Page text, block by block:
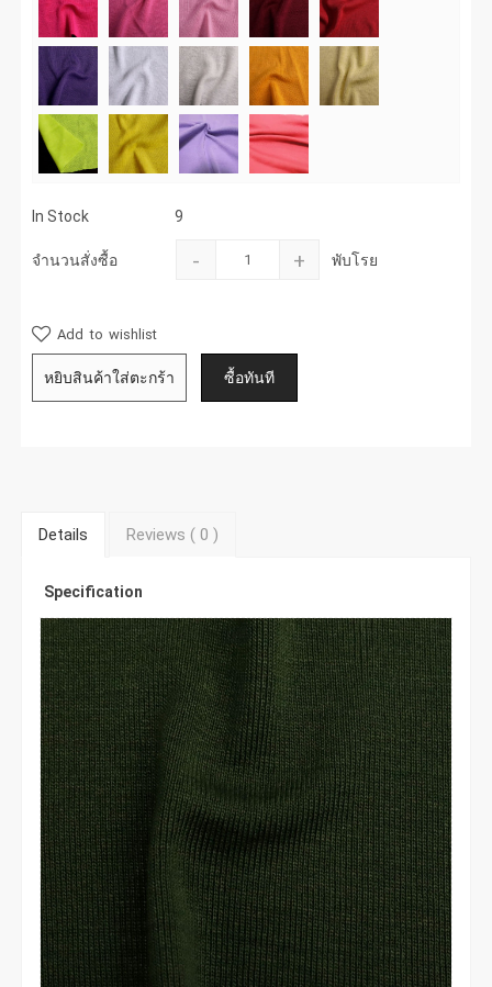
In Stock 9
จำนวนสั่งซื้อ - + พับโรย
Add to wishlist
Details Reviews ( 0)
Specification